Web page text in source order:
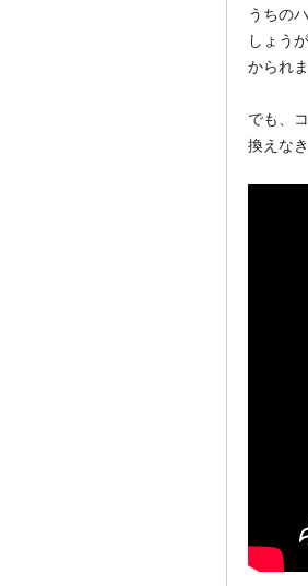
うちの
しょう
かられ
でも、
換えな